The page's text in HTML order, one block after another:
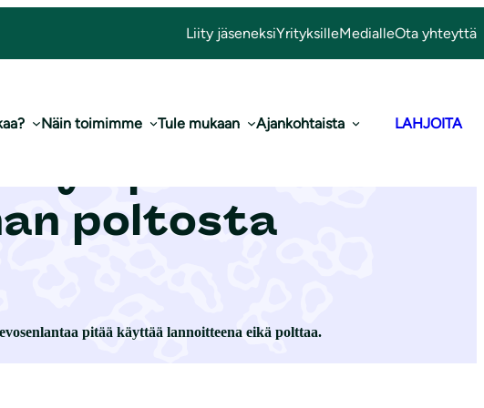
Liity jäseneksiYrityksilleMedialleOta yhteyttä
Näin toimimme Tule mukaan Ajankohtaista LAHJOITA
poltosta
pitää käyttää lannoitteena eikä polttaa.